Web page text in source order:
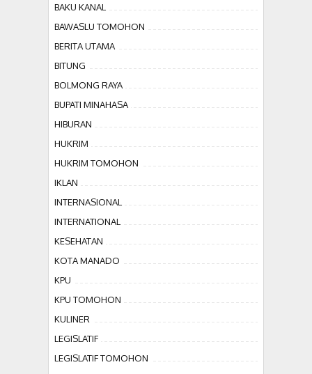
BAKU KANAL
BAWASLU TOMOHON
BERITA UTAMA
BITUNG
BOLMONG RAYA
BUPATI MINAHASA
HIBURAN
HUKRIM
HUKRIM TOMOHON
IKLAN
INTERNASIONAL
INTERNATIONAL
KESEHATAN
KOTA MANADO
KPU
KPU TOMOHON
KULINER
LEGISLATIF
LEGISLATIF TOMOHON